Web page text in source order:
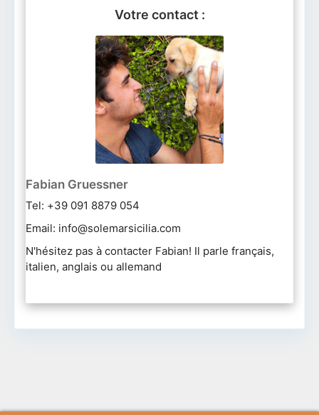
Votre contact :
Fabian Gruessner
Tel: +39 091 8879 054
Email: info@solemarsicilia.com
N'hésitez pas à contacter Fabian! Il parle français,
italien, anglais ou allemand